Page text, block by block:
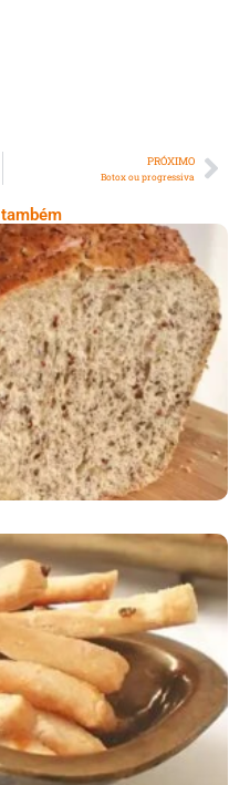
PRÓXIMO
Botox ou progressiva
Low Carb
De Cebola E Salsa